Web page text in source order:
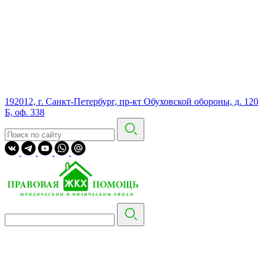
192012, г. Санкт-Петербург, пр-кт Обуховской обороны, д. 120
Б, оф. 338